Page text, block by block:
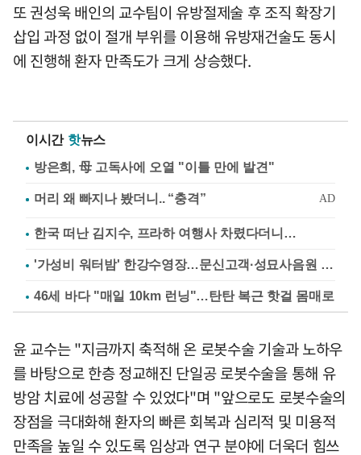
또 권성욱 배인의 교수팀이 유방절제술 후 조직 확장기
삽입 과정 없이 절개 부위를 이용해 유방재건술도 동시
에 진행해 환자 만족도가 크게 상승했다.
이시간 핫뉴스
방은희, 母 고독사에 오열 "이틀 만에 발견"
한국 떠난 김지수, 프라하 여행사 차렸다더니…
'가성비 워터밤' 한강수영장…문신고객·성묘사음원 민원
46세 바다 "매일 10km 런닝"…탄탄 복근 핫걸 몸매로
윤 교수는 "지금까지 축적해 온 로봇수술 기술과 노하우
를 바탕으로 한층 정교해진 단일공 로봇수술을 통해 유
방암 치료에 성공할 수 있었다"며 "앞으로도 로봇수술의
장점을 극대화해 환자의 빠른 회복과 심리적 및 미용적
만족을 높일 수 있도록 임상과 연구 분야에 더욱더 힘쓰